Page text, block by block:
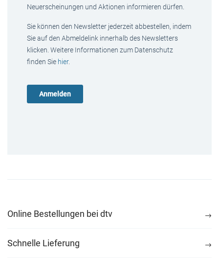
Neuerscheinungen und Aktionen informieren dürfen.
Sie können den Newsletter jederzeit abbestellen, indem
Sie auf den Abmeldelink innerhalb des Newsletters
klicken. Weitere Informationen zum Datenschutz
finden Sie hier.
Online Bestellungen bei dtv
Schnelle Lieferung